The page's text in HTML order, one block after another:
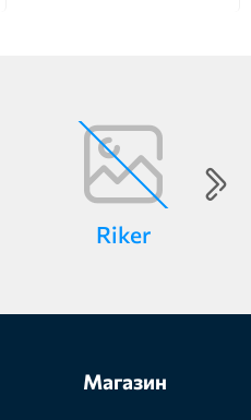
Riker
Магазин